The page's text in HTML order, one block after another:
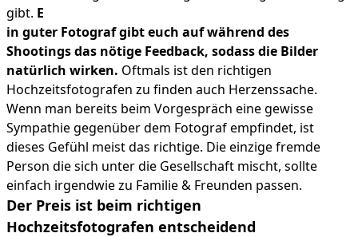
gibt. E
in guter Fotograf gibt euch auf während des
Shootings das nötige Feedback, sodass die Bilder
natürlich wirken. Oftmals ist den richtigen
Hochzeitsfotografen zu finden auch Herzenssache.
Wenn man bereits beim Vorgespräch eine gewisse
Sympathie gegenüber dem Fotograf empfindet, ist
dieses Gefühl meist das richtige. Die einzige fremde
Person die sich unter die Gesellschaft mischt, sollte
einfach irgendwie zu Familie & Freunden passen.
Der Preis ist beim richtigen
Hochzeitsfotografen entscheidend